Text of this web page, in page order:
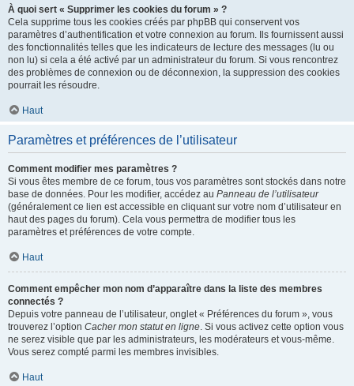
À quoi sert « Supprimer les cookies du forum » ?
Cela supprime tous les cookies créés par phpBB qui conservent vos
paramètres d’authentification et votre connexion au forum. Ils fournissent aussi
des fonctionnalités telles que les indicateurs de lecture des messages (lu ou
non lu) si cela a été activé par un administrateur du forum. Si vous rencontrez
des problèmes de connexion ou de déconnexion, la suppression des cookies
pourrait les résoudre.
Haut
Paramètres et préférences de l’utilisateur
Comment modifier mes paramètres ?
Si vous êtes membre de ce forum, tous vos paramètres sont stockés dans notre
base de données. Pour les modifier, accédez au Panneau de l’utilisateur
(généralement ce lien est accessible en cliquant sur votre nom d’utilisateur en
haut des pages du forum). Cela vous permettra de modifier tous les
paramètres et préférences de votre compte.
Haut
Comment empêcher mon nom d’apparaître dans la liste des membres
connectés ?
Depuis votre panneau de l’utilisateur, onglet « Préférences du forum », vous
trouverez l’option Cacher mon statut en ligne. Si vous activez cette option vous
ne serez visible que par les administrateurs, les modérateurs et vous-même.
Vous serez compté parmi les membres invisibles.
Haut